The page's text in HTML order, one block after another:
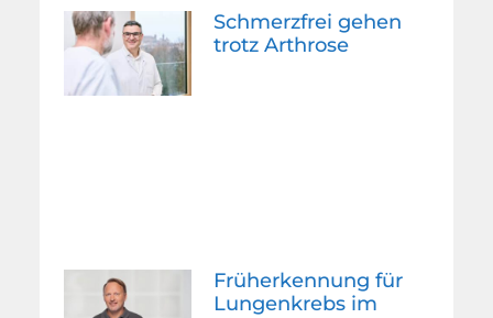
Schmerzfrei gehen
trotz Arthrose
Früherkennung für
Lungenkrebs im